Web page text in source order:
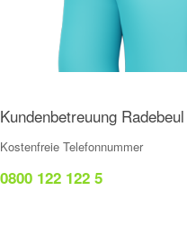
Kundenbetreuung Radebeul
Kostenfreie Telefonnummer
0800 122 122 5